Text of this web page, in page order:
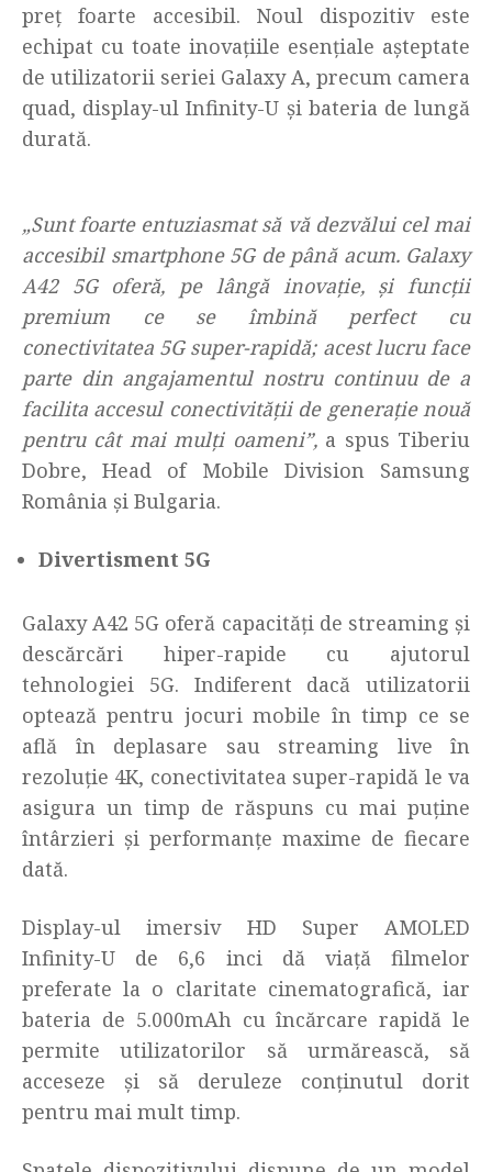
preț foarte accesibil. Noul dispozitiv este
echipat cu toate inovațiile esențiale așteptate
de utilizatorii seriei Galaxy A, precum camera
quad, display-ul Infinity-U și bateria de lungă
durată.
„Sunt foarte entuziasmat să vă dezvălui cel mai
accesibil smartphone 5G de până acum. Galaxy
A42 5G oferă, pe lângă inovație, și funcții
premium ce se îmbină perfect cu
conectivitatea 5G super-rapidă; acest lucru face
parte din angajamentul nostru continuu de a
facilita accesul conectivității de generație nouă
pentru cât mai mulți oameni”,a spus Tiberiu
Dobre, Head of Mobile Division Samsung
România și Bulgaria.
Divertisment 5G
Galaxy A42 5G oferă capacități de streaming și
descărcări hiper-rapide cu ajutorul
tehnologiei 5G. Indiferent dacă utilizatorii
optează pentru jocuri mobile în timp ce se
află în deplasare sau streaming live în
rezoluție 4K, conectivitatea super-rapidă le va
asigura un timp de răspuns cu mai puține
întârzieri și performanțe maxime de fiecare
dată.
Display-ul imersiv HD Super AMOLED
Infinity-U de 6,6 inci dă viață filmelor
preferate la o claritate cinematografică, iar
bateria de 5.000mAh cu încărcare rapidă le
permite utilizatorilor să urmărească, să
acceseze și să deruleze conținutul dorit
pentru mai mult timp.